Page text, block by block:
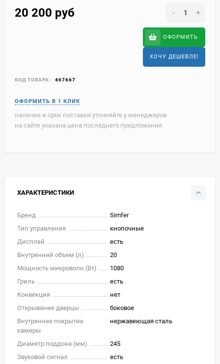
20 200 руб - +
ОФОРМИТЬ
ХОЧУ ДЕШЕВЛЕ!
КОД ТОВАРА: 467667
наличие и срок поставки уточняйте у менеджеров
на сайте указана цена последнего предложения
ХАРАКТЕРИСТИКИ
Бренд
Simfer
Тип управления
кнопочные
Дисплей
есть
Внутренний объем (л)
20
Мощность микроволн (Вт)
1080
Гриль
есть
Конвекция
нет
Открывание дверцы
боковое
Внутреннее покрытие
камеры
нержавеющая сталь
Диаметр поддона (мм)
245
Звуковой сигнал
есть